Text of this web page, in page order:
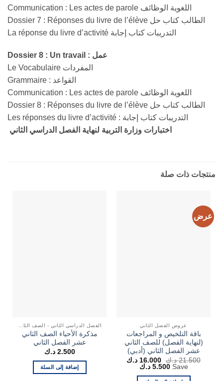
Communication : Les actes de parole اللغوية الوظائف
Dossier 7 : Réponses du livre de l’élève الطالب كتاب حل
La réponse du livre d’activité التدريبات كتاب إجابة
Le Vocabulaire المفردات
Grammaire : القواعد
Communication : Les actes de parole اللغوية الوظائف
Dossier 8 : Réponses du livre de l’élève الطالب كتاب حل
Les réponses du livre d’activité : التدريبات كتاب إجابة
اختبارات وزارة التربية لنهاية الفصل الدراسي الثاني
منتجات ذات صلة
عرض
عروض الفصل الثاني
باقة التلخيص و المراجعات
(لنهاية الفصل) للصف الثاني
عشر الفصل الثاني (أدبي)
21.500 د.ك السعر
الأصلي
21.500 د.ك.
16.000 د.كالسعر
Save
5.500 د.ك
مذكرة الأحياء الصف الثاني
عشر الفصل الثاني
2.500 د.ك
إضافة إلى السلة